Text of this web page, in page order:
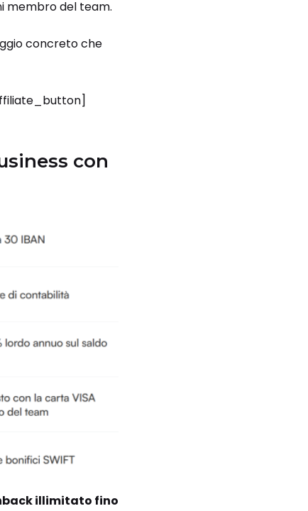
membro del team.
concreto che
con
illimitato fino